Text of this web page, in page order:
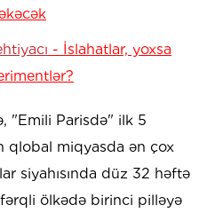
- İslahatlar, yoxsa
"Emili Parisdə" ilk 5
qlobal miqyasda ən çox
siyahısında düz 32 həftə
ölkədə birinci pilləyə